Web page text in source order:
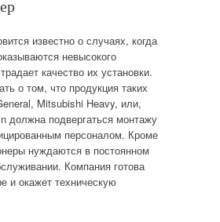
известно о случаях, когда
невысокого
качество их установки.
о том, что продукция таких
Mitsubishi Heavy, или,
должна подвергаться монтажу
персоналом. Кроме
нуждаются в постоянном
Компания готова
и окажет техническую